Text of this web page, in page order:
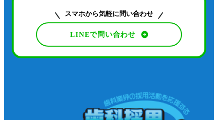
スマホから気軽に問い合わせ
LINEで問い合わせ